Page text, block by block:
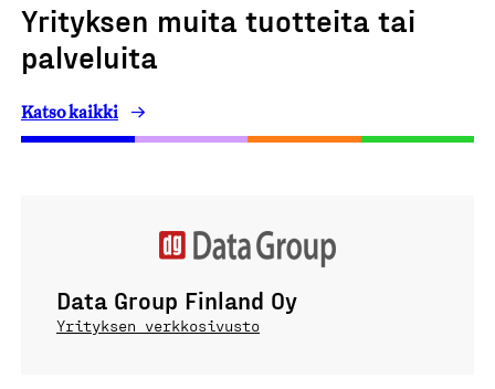
Yrityksen muita tuotteita tai
palveluita
Katso kaikki
Data Group Finland Oy
Yrityksen verkkosivusto